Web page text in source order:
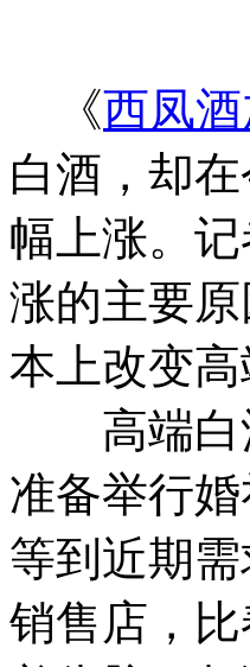
《西凤
白酒，却
幅上涨。
涨的主要
本上改变
高端白酒
准备举行
等到近期
销售店，